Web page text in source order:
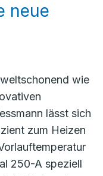
neue
wie
lässt sich
zum Heizen
250-A speziell